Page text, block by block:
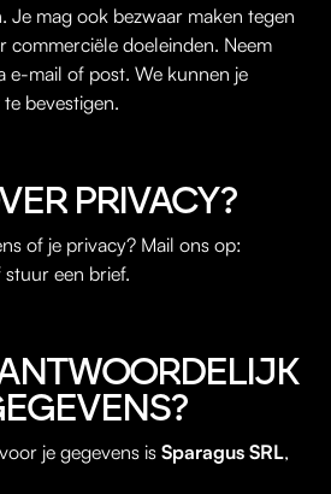
Je mag ook bezwaar maken tegen
commerciële doeleinden. Neem
e-mail of post. We kunnen je
bevestigen.
PRIVACY?
of je privacy? Mail ons op:
stuur een brief.
je gegevens isSparagus SRL,